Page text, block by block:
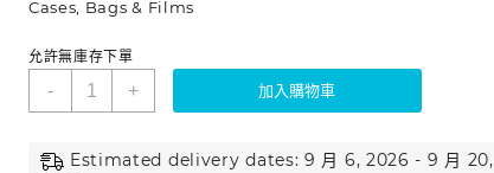
Cases, Bags & Films
允許無庫存下單
- + 加入購物車
Estimated delivery dates: 9 月 6, 2026 - 9 月 20,